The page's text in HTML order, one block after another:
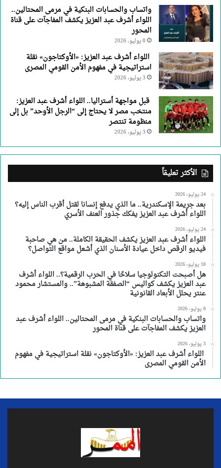
واتساب والحسابات البنكية في مرمى المحتالين..
اللواء أشرف عبد العزيز يكشف المفاجآت على قناة
المحور
8 يوليو، 2026
اللواء أشرف عبد العزيز: «الأوكتاجون» نقلة
استراتيجية في مفهوم الأمن القومي المصرى
3 يوليو، 2026
قبل مواجهة أستراليا.. اللواء أشرف عبد العزيز:
منتخب مصر لا يحتاج إلى “الرجل الأوحد” بل إلى
منظومة تنتصر
3 يوليو، 2026
الأكثر تعليقاً
24 يوليو، 2026
بعد جريمة الإسكندرية.. ما الذي يدفع إنسانا لقتل أقرب الناس إليه؟
اللواء أشرف عبد العزيز يفكك جذور العنف الأسري
24 يوليو، 2026
اللواء أشرف عبد العزيز يكشف الحقيقة الكاملة.. من هي صاحبة
فيديو الرقص داخل عيادة الأسنان الذي أشعل مواقع التواصل؟
18 يوليو، 2026
هل أصبحت التكنولوجيا سلاحًا في الحرب الرقمية؟.. اللواء أشرف
عبد العزيز يكشف كواليس “الصفقة المشبوهة”.. والمستشار محمود
عنتر يحلل الأبعاد القانونية
8 يوليو، 2026
واتساب والحسابات البنكية في مرمى المحتالين.. اللواء أشرف عبد
العزيز يكشف المفاجآت على قناة المحور
3 يوليو، 2026
اللواء أشرف عبد العزيز: «الأوكتاجون» نقلة استراتيجية في مفهوم
الأمن القومي المصرى